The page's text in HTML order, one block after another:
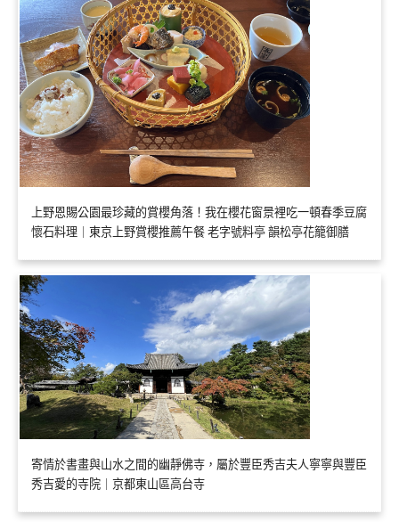
上野恩賜公園最珍藏的賞櫻角落！我在櫻花窗景裡吃一頓春季豆腐
懷石料理｜東京上野賞櫻推薦午餐 老字號料亭 韻松亭花籠御膳
寄情於書畫與山水之間的幽靜佛寺，屬於豐臣秀吉夫人寧寧與豐臣
秀吉愛的寺院｜京都東山區高台寺